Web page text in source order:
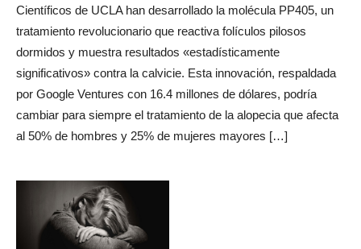
Científicos de UCLA han desarrollado la molécula PP405, un
tratamiento revolucionario que reactiva folículos pilosos
dormidos y muestra resultados «estadísticamente
significativos» contra la calvicie. Esta innovación, respaldada
por Google Ventures con 16.4 millones de dólares, podría
cambiar para siempre el tratamiento de la alopecia que afecta
al 50% de hombres y 25% de mujeres mayores […]